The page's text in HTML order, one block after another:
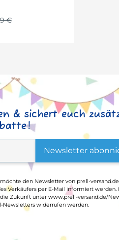
€
& sichert euch
Newsletter
den Newsletter von prell-
Verkäufers per E-Mail informiert werden.
Zukunft unter www.prell-versand.de/
Newsletters widerrufen werden.